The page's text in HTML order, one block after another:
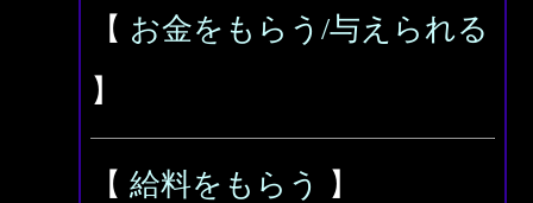
【 お金をもらう/与えられる
】
【 給料をもらう 】